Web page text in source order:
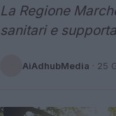
La Regione
sanitari e
AiAdhubMedia · 25